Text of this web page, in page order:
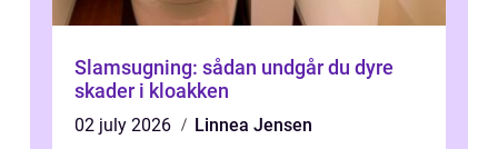
Slamsugning: sådan undgår du dyre
skader i kloakken
02 july 2026
Linnea Jensen